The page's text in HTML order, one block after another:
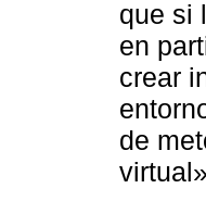
que si
en
crear
de